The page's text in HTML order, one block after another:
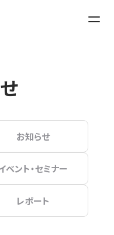
お知らせ
ベント・セミナー
レポート